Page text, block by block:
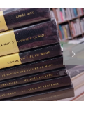
JUILLET 2026 | UNE
BALADE LITTÉRAIRE
EN HISTOIRE DE
L’ART